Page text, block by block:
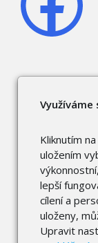
Kliknutím
uložením
lepší
cílení a
uloženy,
Upravit